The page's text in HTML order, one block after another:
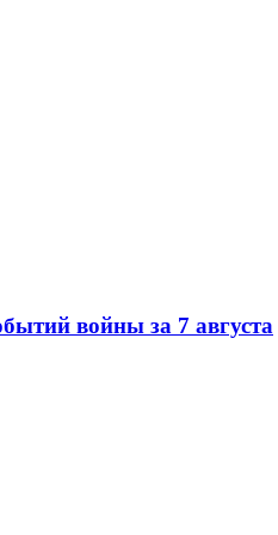
войны за 7 августа